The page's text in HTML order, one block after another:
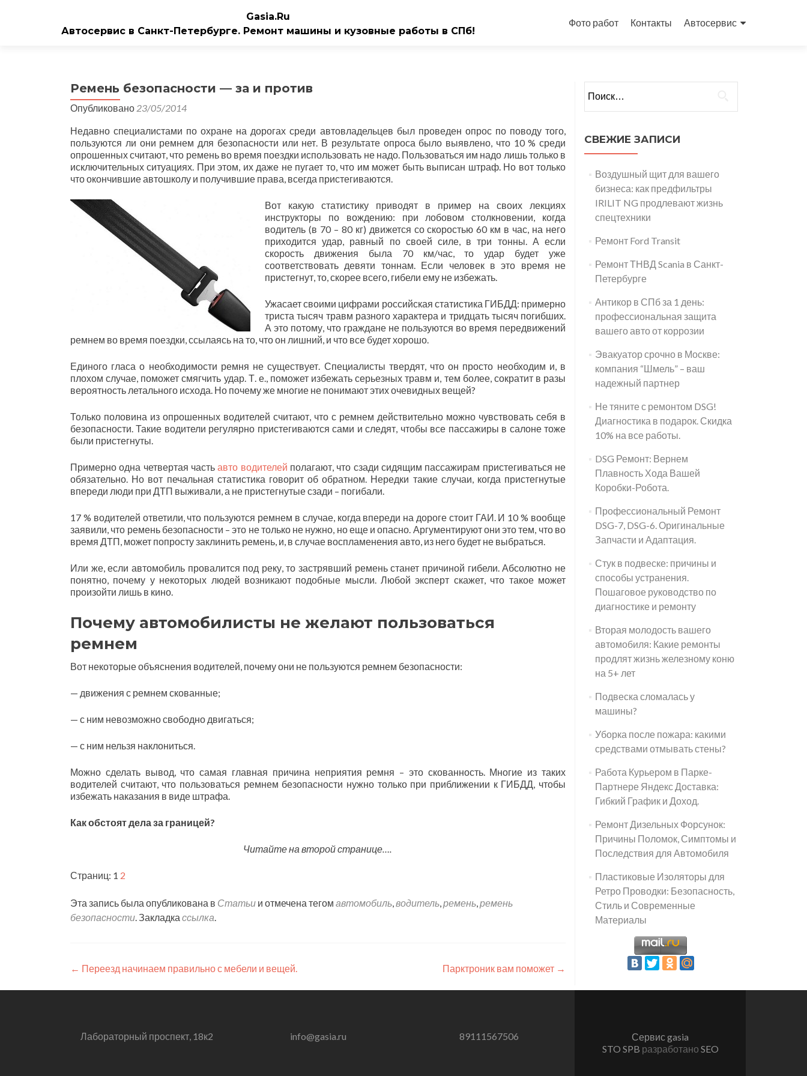
Gasia.Ru
Автосервис в Санкт-Петербурге. Ремонт машины и кузовные работы в СПб!
к
Фото работ Контакты Автосервис
Ремень безопасности — за и против
Опубликовано 23/05/2014
Недавно специалистами по охране на дорогах среди автовладельцев был проведен опрос по поводу того,
пользуются ли они ремнем для безопасности или нет. В результате опроса было выявлено, что 10 % среди
опрошенных считают, что ремень во время поездки использовать не надо. Пользоваться им надо лишь только в
исключительных ситуациях. При этом, их даже не пугает то, что им может быть выписан штраф. Но вот только
что окончившие автошколу и получившие права, всегда пристегиваются.
Вот какую статистику приводят в пример на своих лекциях
инструкторы по вождению: при лобовом столкновении, когда
водитель (в 70 – 80 кг) движется со скоростью 60 км в час, на него
приходится удар, равный по своей силе, в три тонны. А если
скорость движения была 70 км/час, то удар будет уже
соответствовать девяти тоннам. Если человек в это время не
пристегнут, то, скорее всего, гибели ему не избежать.
Ужасает своими цифрами российская статистика ГИБДД: примерно
триста тысяч травм разного характера и тридцать тысяч погибших.
А это потому, что граждане не пользуются во время передвижений
ремнем во время поездки, ссылаясь на то, что он лишний, и что все будет хорошо.
Единого гласа о необходимости ремня не существует. Специалисты твердят, что он просто необходим и, в
плохом случае, поможет смягчить удар. Т. е., поможет избежать серьезных травм и, тем более, сократит в разы
вероятность летального исхода. Но почему же многие не понимают этих очевидных вещей?
Только половина из опрошенных водителей считают, что с ремнем действительно можно чувствовать себя в
безопасности. Такие водители регулярно пристегиваются сами и следят, чтобы все пассажиры в салоне тоже
были пристегнуты.
Примерно одна четвертая частьавто водителей полагают, что сзади сидящим пассажирам пристегиваться не
обязательно. Но вот печальная статистика говорит об обратном. Нередки такие случаи, когда пристегнутые
впереди люди при ДТП выживали, а не пристегнутые сзади – погибали.
17 % водителей ответили, что пользуются ремнем в случае, когда впереди на дороге стоит ГАИ. И 10 % вообще
заявили, что ремень безопасности – это не только не нужно, но еще и опасно. Аргументируют они это тем, что во
время ДТП, может попросту заклинить ремень, и, в случае воспламенения авто, из него будет не выбраться.
Или же, если автомобиль провалится под реку, то застрявший ремень станет причиной гибели. Абсолютно не
понятно, почему у некоторых людей возникают подобные мысли. Любой эксперт скажет, что такое может
произойти лишь в кино.
Почему автомобилисты не желают пользоваться
ремнем
Вот некоторые объяснения водителей, почему они не пользуются ремнем безопасности:
— движения с ремнем скованные;
— с ним невозможно свободно двигаться;
— с ним нельзя наклониться.
Можно сделать вывод, что самая главная причина неприятия ремня – это скованность. Многие из таких
водителей считают, что пользоваться ремнем безопасности нужно только при приближении к ГИБДД, чтобы
избежать наказания в виде штрафа.
Как обстоят дела за границей?
Читайте на второй странице….
Страниц: 1 2
Эта запись была опубликована в Статьи и отмечена тегом автомобиль,водитель,ремень,ремень
безопасности. Закладка ссылка.
Навигация
по
← Переезд начинаем правильно с мебели и вещей. Парктроник вам поможет →
СВЕЖИЕ ЗАПИСИ
Воздушный щит для вашего
бизнеса: как предфильтры
IRILIT NG продлевают жизнь
спецтехники
Ремонт Ford Transit
Ремонт ТНВД Scania в Санкт-
Петербурге
Антикор в СПб за 1 день:
профессиональная защита
вашего авто от коррозии
Эвакуатор срочно в Москве:
компания “Шмель” – ваш
надежный партнер
Не тяните с ремонтом DSG!
Диагностика в подарок. Скидка
10% на все работы.
DSG Ремонт: Вернем
Плавность Хода Вашей
Коробки-Робота.
Профессиональный Ремонт
DSG-7, DSG-6. Оригинальные
Запчасти и Адаптация.
Стук в подвеске: причины и
способы устранения.
Пошаговое руководство по
диагностике и ремонту
Вторая молодость вашего
автомобиля: Какие ремонты
продлят жизнь железному коню
на 5+ лет
Подвеска сломалась у
машины?
Уборка после пожара: какими
средствами отмывать стены?
Работа Курьером в Парке-
Партнере Яндекс Доставка:
Гибкий График и Доход.
Ремонт Дизельных Форсунок:
Причины Поломок, Симптомы и
Последствия для Автомобиля
Пластиковые Изоляторы для
Ретро Проводки: Безопасность,
Стиль и Современные
Материалы
Лабораторный проспект, 18к2 info@gasia.ru 89111567506
Сервис gasia
STO SPB разработано SEO